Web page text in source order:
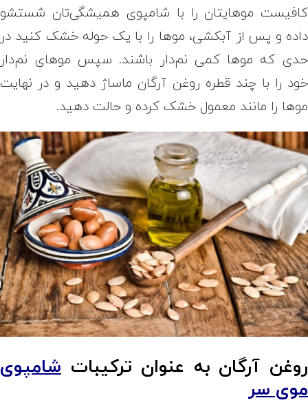
کافیست موهایتان را با شامپوی همیشگی‌تان شستشو
داده و پس از آبکشی، موها را با یک حوله خشک کنید در
حدی که موها کمی نم‌دار باشند. سپس موهای نم‌دار
خود را با چند قطره روغن آرگان ماساژ دهید و در نهایت
موها را مانند معمول خشک کرده و حالت دهید.
روغن آرگان به عنوان ترکیباتشامپوی
موی سر